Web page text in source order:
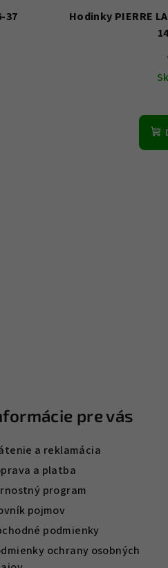
37
Hodinky PIERRE
pre vás
a reklamácia
a platba
program
pojmov
podmienky
ochrany osobných